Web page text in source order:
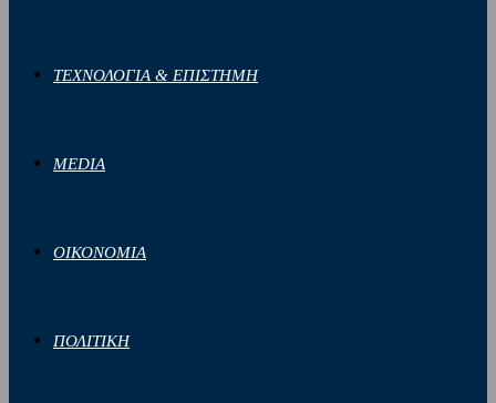
ΤΕΧΝΟΛΟΓΙΑ & ΕΠΙΣΤΗΜΗ
MEDIA
ΟΙΚΟΝΟΜΙΑ
ΠΟΛΙΤΙΚΗ